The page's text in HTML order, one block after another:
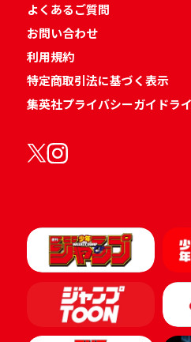
よくあるご質問
お問い合わせ
利用規約
特定商取引法に基づく表示
集英社プライバシーガイドラ